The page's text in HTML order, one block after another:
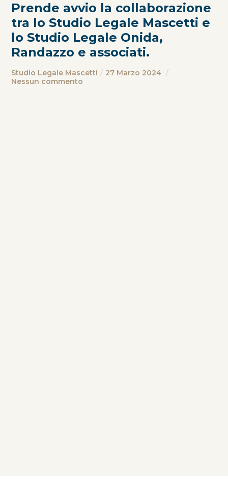
Prende avvio la collaborazione
tra lo Studio Legale Mascetti e
lo Studio Legale Onida,
Randazzo e associati.
Studio Legale Mascetti
27 Marzo 2024
Nessun commento